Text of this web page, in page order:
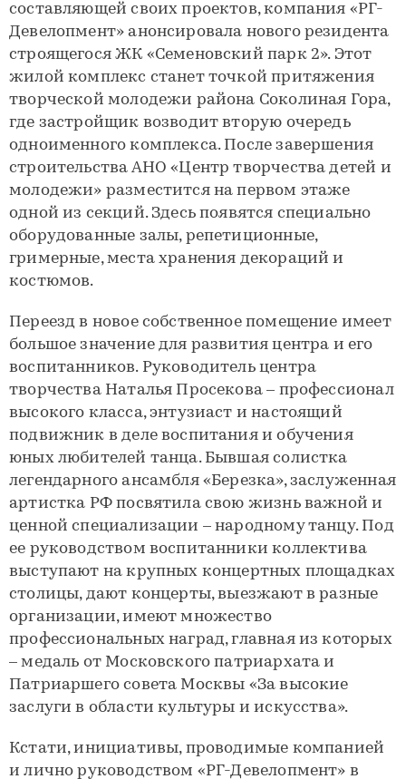
составляющей своих проектов, компания «РГ-
Девелопмент» анонсировала нового резидента
строящегося ЖК «Семеновский парк 2». Этот
жилой комплекс станет точкой притяжения
творческой молодежи района Соколиная Гора,
где застройщик возводит вторую очередь
одноименного комплекса. После завершения
строительства АНО «Центр творчества детей и
молодежи» разместится на первом этаже
одной из секций. Здесь появятся специально
оборудованные залы, репетиционные,
гримерные, места хранения декораций и
костюмов.
Переезд в новое собственное помещение имеет
большое значение для развития центра и его
воспитанников. Руководитель центра
творчества Наталья Просекова – профессионал
высокого класса, энтузиаст и настоящий
подвижник в деле воспитания и обучения
юных любителей танца. Бывшая солистка
легендарного ансамбля «Березка», заслуженная
артистка РФ посвятила свою жизнь важной и
ценной специализации – народному танцу. Под
ее руководством воспитанники коллектива
выступают на крупных концертных площадках
столицы, дают концерты, выезжают в разные
организации, имеют множество
профессиональных наград, главная из которых
– медаль от Московского патриархата и
Патриаршего совета Москвы «За высокие
заслуги в области культуры и искусства».
Кстати, инициативы, проводимые компанией
и лично руководством «РГ-Девелопмент» в